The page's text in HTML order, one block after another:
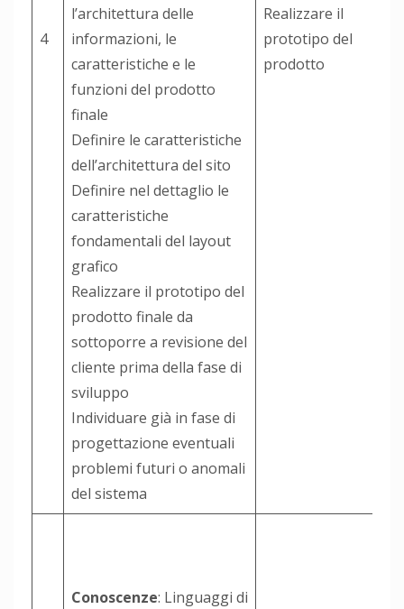
4
l’architettura delle
informazioni, le
caratteristiche e le
funzioni del prodotto
finale
Definire le caratteristiche
dell’architettura del sito
Definire nel dettaglio le
caratteristiche
fondamentali del layout
grafico
Realizzare il prototipo del
prodotto finale da
sottoporre a revisione del
cliente prima della fase di
sviluppo
Individuare già in fase di
progettazione eventuali
problemi futuri o anomali
del sistema
Realizzare il
prototipo del
prodotto
Conoscenze: Linguaggi di